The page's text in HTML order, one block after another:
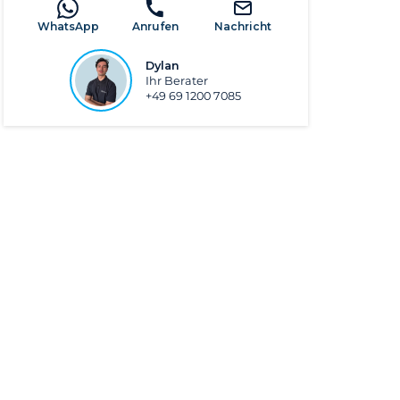
WhatsApp Anrufen Nachricht
Dylan
Ihr Berater
+49 69 1200 7085